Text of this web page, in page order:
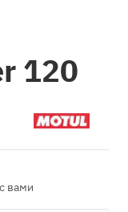
120
вами